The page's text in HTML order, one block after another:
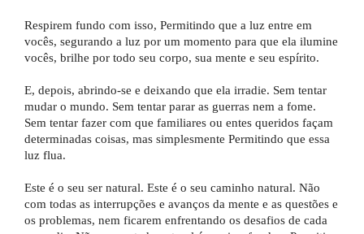
Respirem fundo com isso, Permitindo que a luz entre em
vocês, segurando a luz por um momento para que ela ilumine
vocês, brilhe por todo seu corpo, sua mente e seu espírito.
E, depois, abrindo-se e deixando que ela irradie. Sem tentar
mudar o mundo. Sem tentar parar as guerras nem a fome.
Sem tentar fazer com que familiares ou entes queridos façam
determinadas coisas, mas simplesmente Permitindo que essa
luz flua.
Este é o seu ser natural. Este é o seu caminho natural. Não
com todas as interrupções e avanços da mente e as questões e
os problemas, nem ficarem enfrentando os desafios de cada